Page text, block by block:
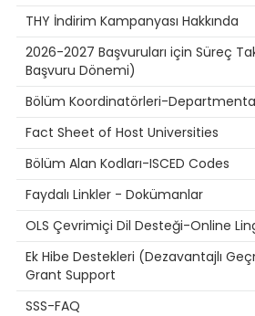
THY İndirim Kampanyası Hakkında
2026-2027 Başvuruları için Süreç
Başvuru Dönemi)
Bölüm Koordinatörleri-
Fact Sheet of Host Universities
Bölüm Alan Kodları-ISCED Codes
Faydalı Linkler - Dokümanlar
OLS Çevrimiçi Dil Desteği-Online
Ek Hibe Destekleri (Dezavantajlı
Grant Support
SSS-FAQ